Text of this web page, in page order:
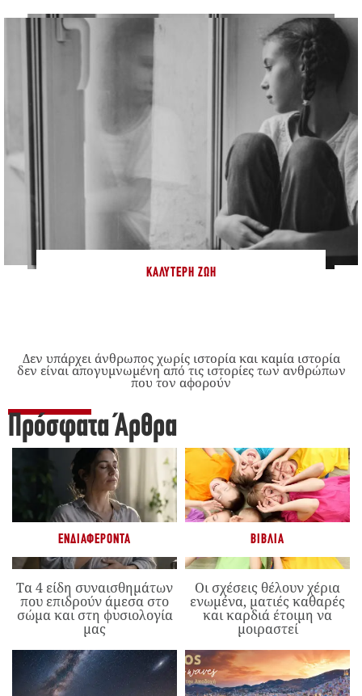
ΚΑΛΎΤΕΡΗ ΖΩΉ
Δεν υπάρχει άνθρωπος χωρίς ιστορία και καμία ιστορία
δεν είναι απογυμνωμένη από τις ιστορίες των ανθρώπων
που τον αφορούν
Πρόσφατα Άρθρα
ΕΝΔΙΑΦΈΡΟΝΤΑ
Τα 4 είδη συναισθημάτων
που επιδρούν άμεσα στο
σώμα και στη φυσιολογία
μας
ΒΙΒΛΊΑ
Οι σχέσεις θέλουν χέρια
ενωμένα, ματιές καθαρές
και καρδιά έτοιμη να
μοιραστεί